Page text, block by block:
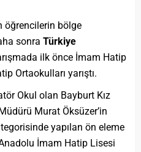
öğrencilerin bölge
sonra Türkiye
ilk önce İmam Hatip
Ortaokulları yarıştı.
Okul olan Bayburt Kız
Murat Öksüzer’in
yapılan ön eleme
İmam Hatip Lisesi